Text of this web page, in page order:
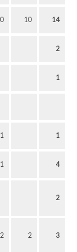
10 14
2
1
1 1
1 4
2
2 2 3